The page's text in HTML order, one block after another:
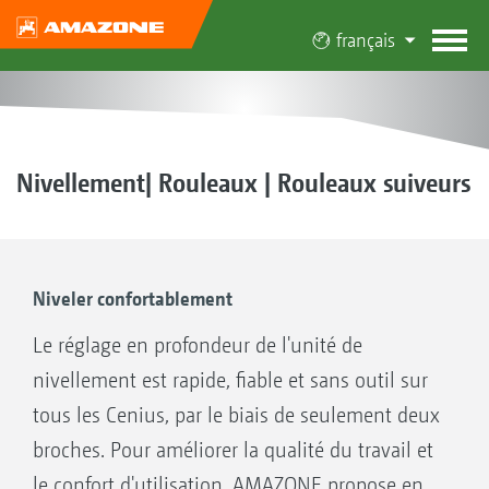
français
Nivellement| Rouleaux | Rouleaux suiveurs
Niveler confortablement
Le réglage en profondeur de l'unité de
nivellement est rapide, fiable et sans outil sur
tous les Cenius, par le biais de seulement deux
broches. Pour améliorer la qualité du travail et